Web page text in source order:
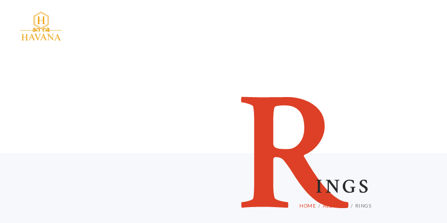
R
INGS
HOME ALL POSTS RINGS